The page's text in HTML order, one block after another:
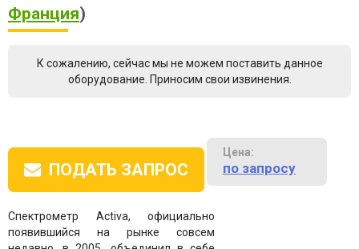
Франция)
К сожалению, сейчас мы не можем поставить данное
оборудование. Приносим свои извинения.
ПОДАТЬ ЗАПРОС
Цена:
по запросу
Спектрометр Activa, официально
появившийся на рынке совсем